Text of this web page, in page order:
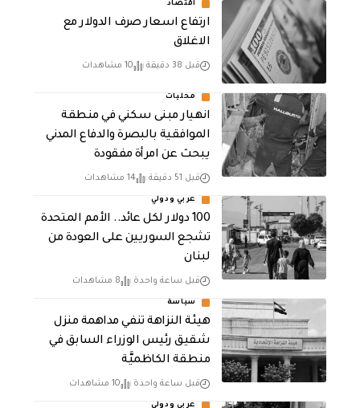
أقتصاد
ارتفاع اسعار صرف الدولار مع
الاغلاق
قبل 38 دقيقة 10 مشاهدات
محليات
انهيار مبنى سكني في منطقة
الموافقية بالبصرة والدفاع المدني
يبحث عن امرأة مفقودة
قبل 51 دقيقة 14 مشاهدات
عربي ودولي
100 دولار لكل عائد.. الأمم المتحدة
تشجع السوريين على العودة من
لبنان
قبل ساعة واحدة 8 مشاهدات
سياسة
هيئة النزاهة تنفي مداهمة منزل
شقيق رئيس الوزراء السابق في
منطقة الكاظميَّة
قبل ساعة واحدة 10 مشاهدات
عربي ودولي